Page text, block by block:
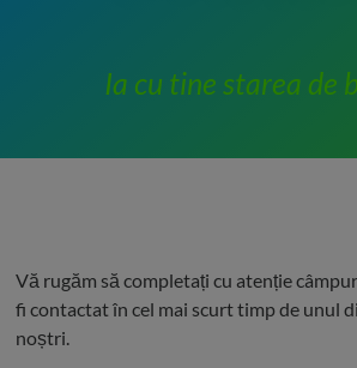
Ia cu tine starea de
Vă rugăm să completați cu atenție
fi contactat în cel mai scurt timp de unul
noștri.